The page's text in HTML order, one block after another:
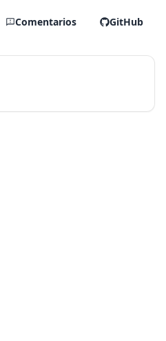
Comentarios GitHub